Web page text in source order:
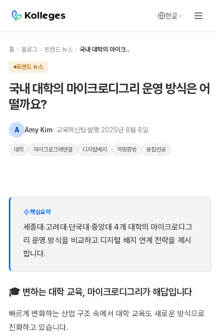
한글
홈 블로그 트렌드 뉴스 국내 대학의 마이크..
트렌드 뉴스
국내 대학의 마이크로디그리 운영 방식은 어
떨까요?
A Amy Kim· 교육혁신팀 발행 2025년 8월 8일
대학 마이크로크레덴셜 디지털배지 역량증빙 융합전공
핵심요약
세종대·고려대·단국대·중앙대 4개 대학의 마이크로디그
리 운영 방식을 비교하고 디지털 배지 연계 전략을 제시
합니다.
🎓 변하는 대학 교육, 마이크로디그리가 해답입니다
빠르게 변화하는 산업 구조 속에서 대학 교육도 새로운 방식으로
진화하고 있습니다.